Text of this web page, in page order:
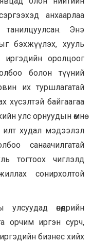
анхаарлаа
Энэ
бэхжүүлэх, хууль
оролцоог
болон түүний
их туршлагатай
хүсэлтэй байгаагаа
улс орнуудын өмнө
худал мэдээлэл
санаачилгатай
тогтоох чиглэлд
сонирхолтой
өнөөдрийн
орчим иргэн сурч,
бизнес хийх